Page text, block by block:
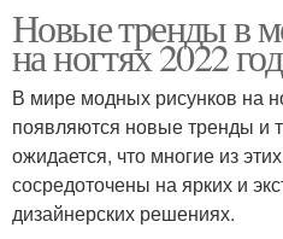
Новые тренды в
на ногтях 2022
В мире модных рисунков на
появляются новые тренды и
ожидается, что многие из
сосредоточены на ярких и
дизайнерских решениях.